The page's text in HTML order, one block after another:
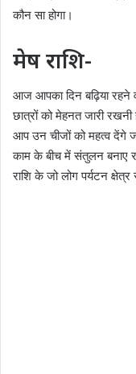
कौन सा होगा।
मेष राशि-
आज आपका दिन बढ़िया रहने
छात्रों को मेहनत जारी
आप उन चीजों को महत्व देंगे
काम के बीच में संतुलन
राशि के जो लोग पर्यटन